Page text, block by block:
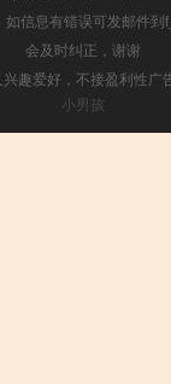
信息有错误可发邮件
会及时纠正，谢谢
趣爱好，不接盈利性广
小男孩